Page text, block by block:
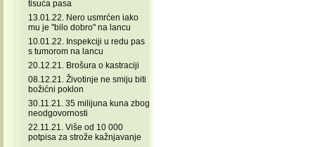
tisuća pasa
13.01.22. Nero usmrćen iako
mu je "bilo dobro" na lancu
10.01.22. Inspekciji u redu pas
s tumorom na lancu
20.12.21. Brošura o kastraciji
08.12.21. Životinje ne smiju biti
božićni poklon
30.11.21. 35 milijuna kuna zbog
neodgovornosti
22.11.21. Više od 10 000
potpisa za strože kažnjavanje